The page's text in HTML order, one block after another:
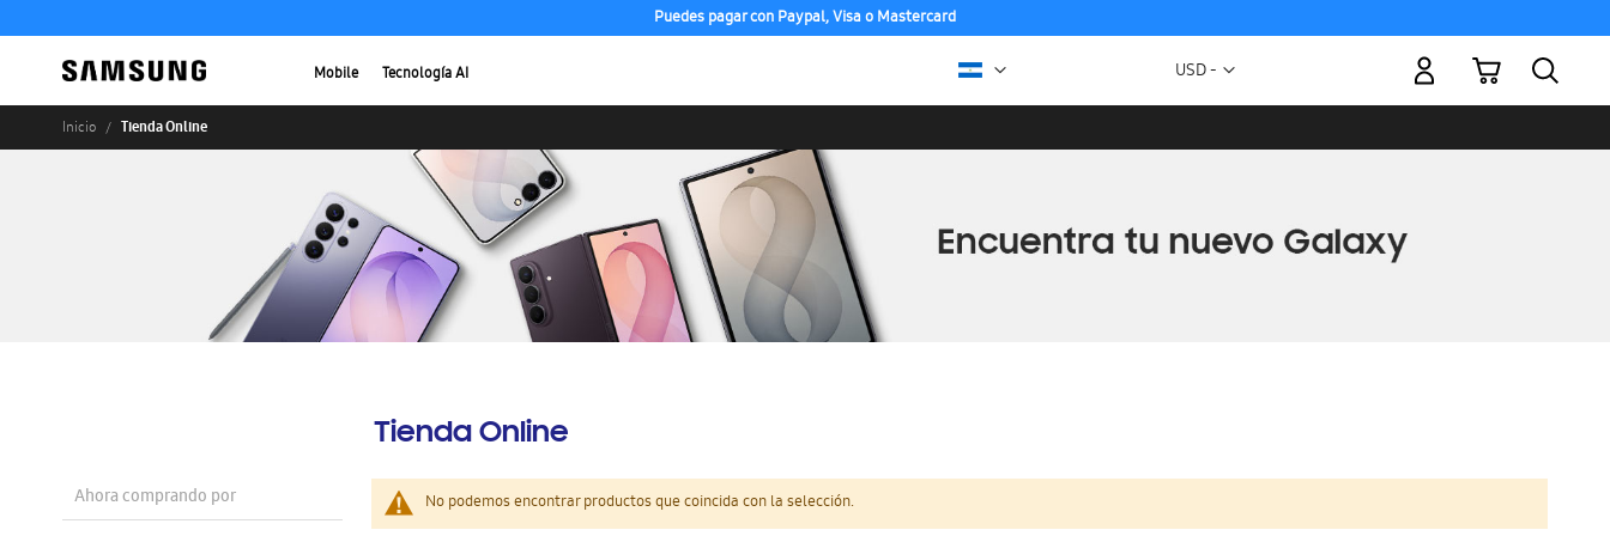
Puedes pagar con Paypal, Visa o Mastercard
Mobile Tecnología AI Moneda
USD -
Mi carrito
Inicio Tienda Online
Tienda Online
No podemos encontrar productos que coincida con la selección.
Ahora comprando por